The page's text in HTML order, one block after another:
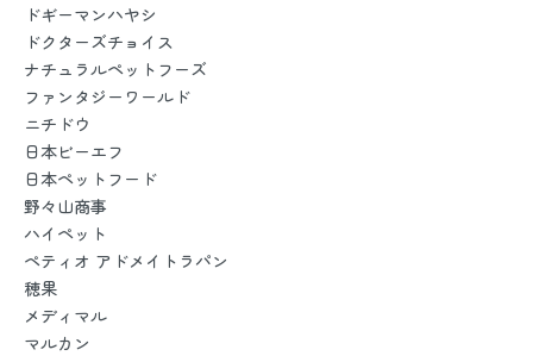
ドギーマンハヤシ
ドクターズチョイス
ナチュラルペットフーズ
ファンタジーワールド
ニチドウ
日本ビーエフ
日本ペットフード
野々山商事
ハイペット
ペティオ アドメイトラパン
穂果
メディマル
マルカン